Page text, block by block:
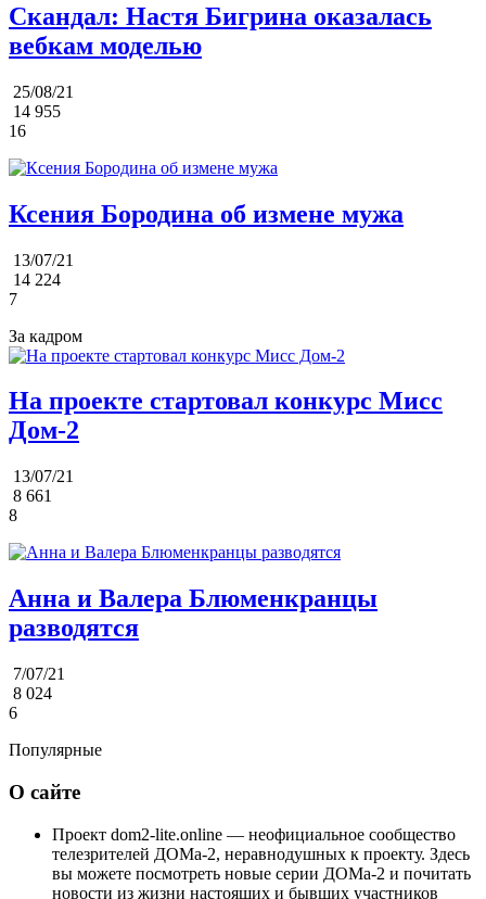
Скандал: Настя Бигрина оказалась
вебкам моделью
25/08/21
14 955
16
Ксения Бородина об измене мужа
13/07/21
14 224
7
За кадром
На проекте стартовал конкурс Мисс
Дом-2
13/07/21
8 661
8
Анна и Валера Блюменкранцы
разводятся
7/07/21
8 024
6
Популярные
О сайте
Проект dom2-lite.online — неофициальное сообщество
телезрителей ДОМа-2, неравнодушных к проекту. Здесь
вы можете посмотреть новые серии ДОМа-2 и почитать
новости из жизни настоящих и бывших участников